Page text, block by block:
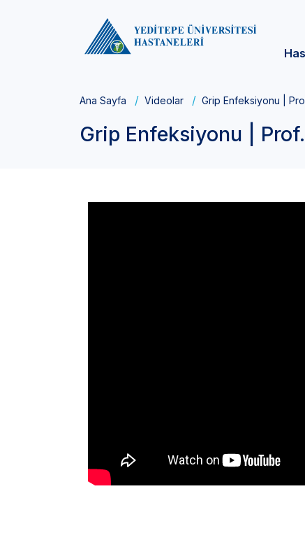
Ana Sayfa Videolar Grip Enfeksiyonu |
Grip Enfeksiyonu |